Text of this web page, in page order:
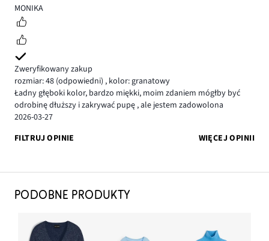
5
MONIKA
Zweryfikowany zakup
rozmiar: 48 (odpowiedni) , kolor: granatowy
Ładny głęboki kolor, bardzo miękki, moim zdaniem mógłby być
odrobinę dłuższy i zakrywać pupę , ale jestem zadowolona
2026-03-27
FILTRUJ OPINIE
WIĘCEJ OPINII
PODOBNE PRODUKTY